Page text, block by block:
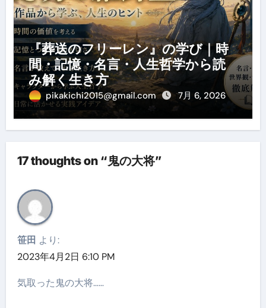
『葬送のフリーレン』の学び｜時
間・記憶・名言・人生哲学から読
み解く生き方
pikakichi2015@gmail.com 7月 6, 2026
17 thoughts on “鬼の大将”
笹田 より:
2023年4月2日 6:10 PM
気取った鬼の大将……